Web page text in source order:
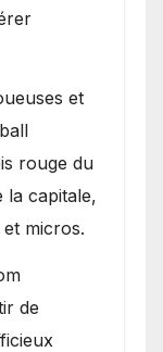
et
rouge du
la capitale,
micros.
de